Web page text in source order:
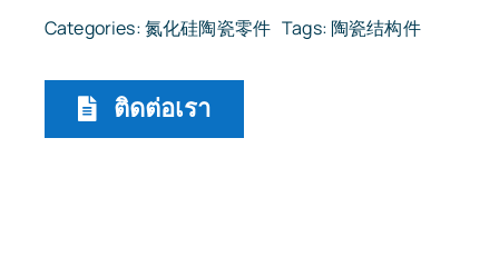
Categories:氮化硅陶瓷零件 Tags: 陶瓷结构件
ติดต่อเรา